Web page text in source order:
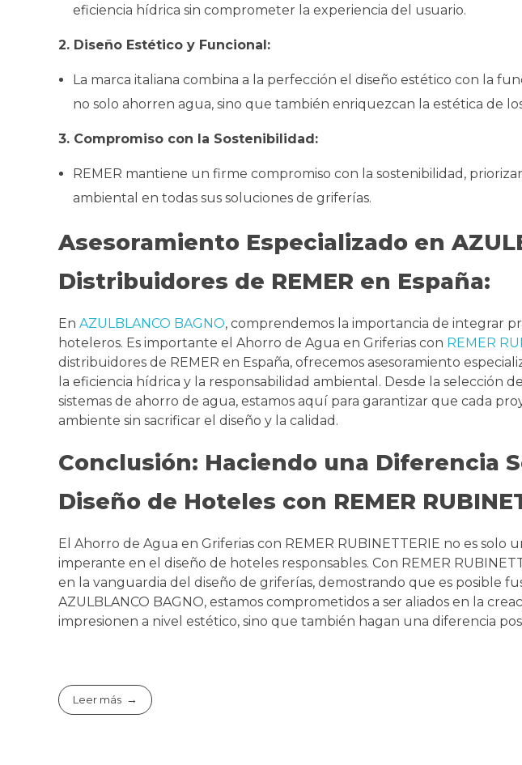
eficiencia hídrica sin comprometer la experiencia del usuario.
2. Diseño Estético y Funcional:
La marca italiana combina a la perfección el diseño estético con la
no solo ahorren agua, sino que también enriquezcan la estética de
3. Compromiso con la Sostenibilidad:
REMER mantiene un firme compromiso con la sostenibilidad,
ambiental en todas sus soluciones de griferías.
Asesoramiento Especializado en
Distribuidores de REMER en España:
En AZULBLANCO BAGNO, comprendemos la importancia de integrar
hoteleros. Es importante el Ahorro de Agua en Griferias con REMER
distribuidores de REMER en España, ofrecemos asesoramiento
la eficiencia hídrica y la responsabilidad ambiental. Desde la selección
sistemas de ahorro de agua, estamos aquí para garantizar que cada
ambiente sin sacrificar el diseño y la calidad.
Conclusión: Haciendo una Diferencia
Diseño de Hoteles con REMER
El Ahorro de Agua en Griferias con REMER RUBINETTERIE no es solo
imperante en el diseño de hoteles responsables. Con REMER
en la vanguardia del diseño de griferías, demostrando que es posible
AZULBLANCO BAGNO, estamos comprometidos a ser aliados en la
impresionen a nivel estético, sino que también hagan una diferencia
Leer más